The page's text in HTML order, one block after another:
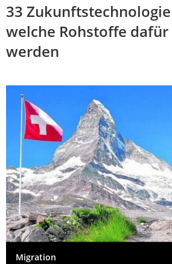
33
welche Rohstoffe
werden
Migration